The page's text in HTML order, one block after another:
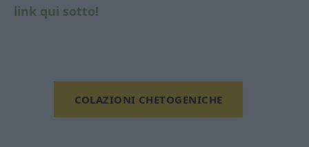
link qui sotto!
COLAZIONI CHETOGENICHE